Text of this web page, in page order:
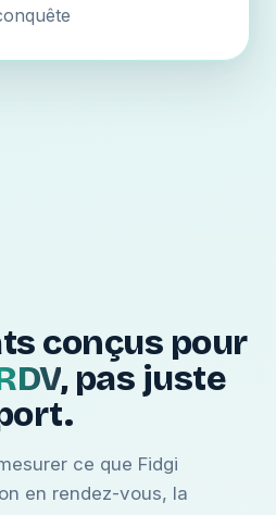
conçus pour
, pas juste
ce que Fidgi
en rendez-vous, la